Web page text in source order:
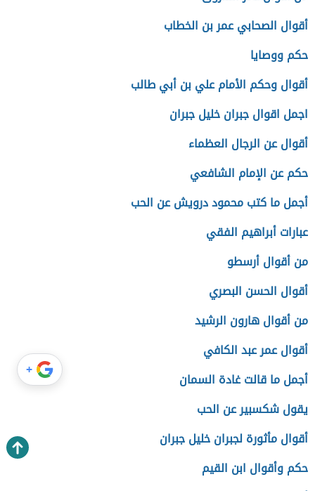
أقوال الصحابي عمر بن الخطاب
حكم ووصايا
أقوال وحكم الأمام علي بن أبي طالب
اجمل اقوال جبران خليل جبران
أقوال عن الرجال العظماء
حكم عن الإمام الشافعي
أجمل ما كتب محمود درويش عن الحب
عبارات أبراهيم الفقي
من أقوال أرسطو
أقوال الحسن البصري
من أقوال هارون الرشيد
أقوال عمر عبد الكافي
أجمل ما قالت غادة السمان
يقول شكسبير عن الحب
أقوال مأثورة لجبران خليل جبران
حكم وأقوال ابن القيم
+